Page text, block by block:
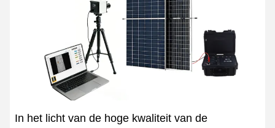
In het licht van de hoge kwaliteit van de